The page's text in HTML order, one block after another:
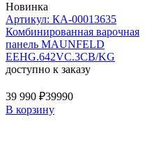
Новинка
Артикул: КА-00013635
Комбинированная варочная
панель MAUNFELD
EEHG.642VC.3CB/KG
доступно к заказу
39 990 ₽39990
В корзину